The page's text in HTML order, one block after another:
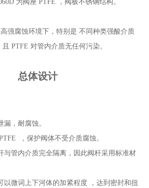
为阀座 PTFE ，阀板不锈钢结构。
腐蚀环境下，特别是 不同种类强酸介质
PTFE 对管内介质无任何污染。
总体设计
，耐腐蚀。
，保护阀体不受介质腐蚀。
管内介质完全隔离，因此阀杆采用标准材
微词上下河体的加紧程度 ，达到密封和扭